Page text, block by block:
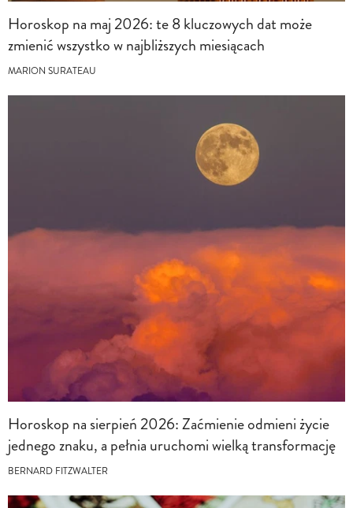
Horoskop na maj 2026: te 8 kluczowych dat może
zmienić wszystko w najbliższych miesiącach
MARION SURATEAU
Horoskop na sierpień 2026: Zaćmienie odmieni życie
jednego znaku, a pełnia uruchomi wielką transformację
BERNARD FITZWALTER